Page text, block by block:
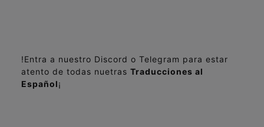
!Entra a nuestro Discord o Telegram para estar
atento de todas nuetras Traducciones al
Español¡